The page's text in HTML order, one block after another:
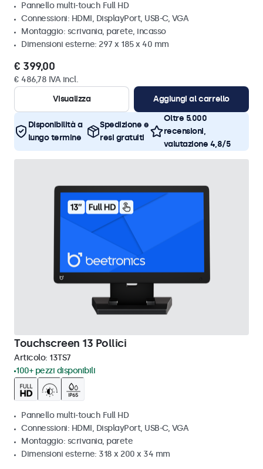
Pannello multi-touch Full HD
Connessioni: HDMI, DisplayPort, USB-C, VGA
Montaggio: scrivania, parete, incasso
Dimensioni esterne: 297 x 185 x 40 mm
€ 399,00
€ 486,78 IVA incl.
Visualizza
Aggiungi al carrello
Disponibilità a
lungo termine
Spedizione e
resi gratuiti
Oltre 5.000
recensioni,
valutazione 4,8/5
Touchscreen 13 Pollici
Articolo: 13TS7
100+ pezzi disponibili
Pannello multi-touch Full HD
Connessioni: HDMI, DisplayPort, USB-C, VGA
Montaggio: scrivania, parete
Dimensioni esterne: 318 x 200 x 34 mm